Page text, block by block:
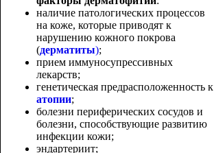
наличие патологических процессов
на коже, которые приводят к
нарушению кожного покрова
(дерматиты);
прием иммуносупрессивных
лекарств;
генетическая предрасположенность к
атопии;
болезни периферических сосудов и
болезни, способствующие развитию
инфекции кожи;
эндартериит;